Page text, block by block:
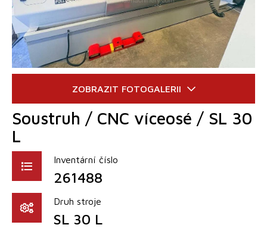
Soustruh / CNC víceosé / SL 30
L
Inventární číslo
261488
Druh stroje
SL 30 L